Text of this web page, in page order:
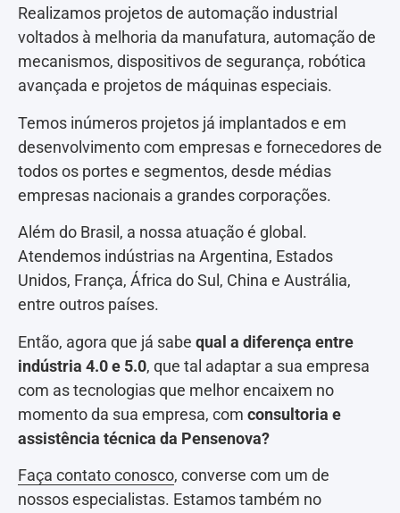
Realizamos projetos de automação industrial
voltados à melhoria da manufatura, automação de
mecanismos, dispositivos de segurança, robótica
avançada e projetos de máquinas especiais.
Temos inúmeros projetos já implantados e em
desenvolvimento com empresas e fornecedores de
todos os portes e segmentos, desde médias
empresas nacionais a grandes corporações.
Além do Brasil, a nossa atuação é global.
Atendemos indústrias na Argentina, Estados
Unidos, França, África do Sul, China e Austrália,
entre outros países.
Então, agora que já sabe qual a diferença entre
indústria 4.0 e 5.0, que tal adaptar a sua empresa
com as tecnologias que melhor encaixem no
momento da sua empresa, com consultoria e
assistência técnica da Pensenova?
Faça contato conosco, converse com um de
nossos especialistas. Estamos também no